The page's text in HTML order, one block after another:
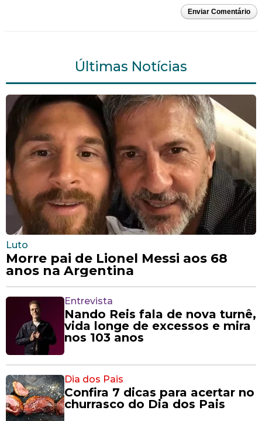
Enviar Comentário
Últimas Notícias
Luto
Morre pai de Lionel Messi aos 68
anos na Argentina
Entrevista
Nando Reis fala de nova turnê,
vida longe de excessos e mira
nos 103 anos
Dia dos Pais
Confira 7 dicas para acertar no
churrasco do Dia dos Pais